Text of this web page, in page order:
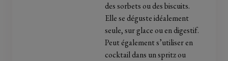
des sorbets ou des biscuits.
Elle se déguste idéalement
seule, sur glace ou en digestif.
Peut également s’utiliser en
cocktail dans un spritz ou